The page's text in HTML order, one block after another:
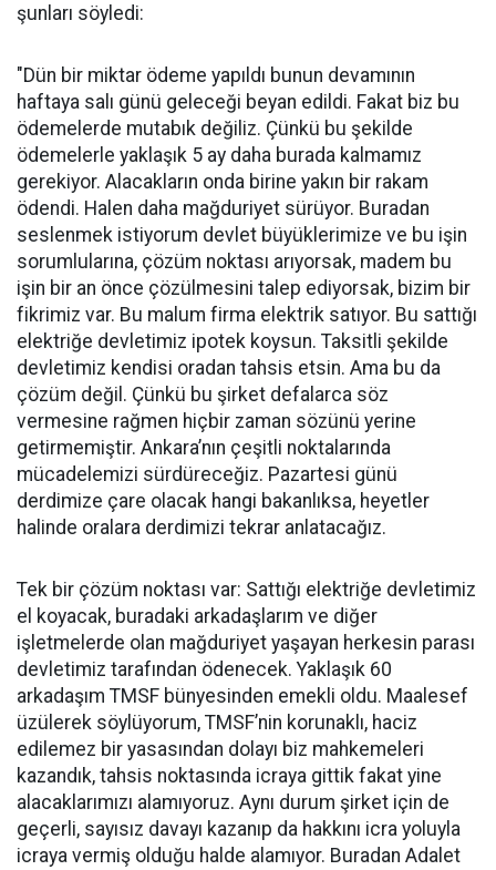
şunları söyledi:
"Dün bir miktar ödeme yapıldı bunun devamının
haftaya salı günü geleceği beyan edildi. Fakat biz bu
ödemelerde mutabık değiliz. Çünkü bu şekilde
ödemelerle yaklaşık 5 ay daha burada kalmamız
gerekiyor. Alacakların onda birine yakın bir rakam
ödendi. Halen daha mağduriyet sürüyor. Buradan
seslenmek istiyorum devlet büyüklerimize ve bu işin
sorumlularına, çözüm noktası arıyorsak, madem bu
işin bir an önce çözülmesini talep ediyorsak, bizim bir
fikrimiz var. Bu malum firma elektrik satıyor. Bu sattığı
elektriğe devletimiz ipotek koysun. Taksitli şekilde
devletimiz kendisi oradan tahsis etsin. Ama bu da
çözüm değil. Çünkü bu şirket defalarca söz
vermesine rağmen hiçbir zaman sözünü yerine
getirmemiştir. Ankara’nın çeşitli noktalarında
mücadelemizi sürdüreceğiz. Pazartesi günü
derdimize çare olacak hangi bakanlıksa, heyetler
halinde oralara derdimizi tekrar anlatacağız.
Tek bir çözüm noktası var: Sattığı elektriğe devletimiz
el koyacak, buradaki arkadaşlarım ve diğer
işletmelerde olan mağduriyet yaşayan herkesin parası
devletimiz tarafından ödenecek. Yaklaşık 60
arkadaşım TMSF bünyesinden emekli oldu. Maalesef
üzülerek söylüyorum, TMSF’nin korunaklı, haciz
edilemez bir yasasından dolayı biz mahkemeleri
kazandık, tahsis noktasında icraya gittik fakat yine
alacaklarımızı alamıyoruz. Aynı durum şirket için de
geçerli, sayısız davayı kazanıp da hakkını icra yoluyla
icraya vermiş olduğu halde alamıyor. Buradan Adalet